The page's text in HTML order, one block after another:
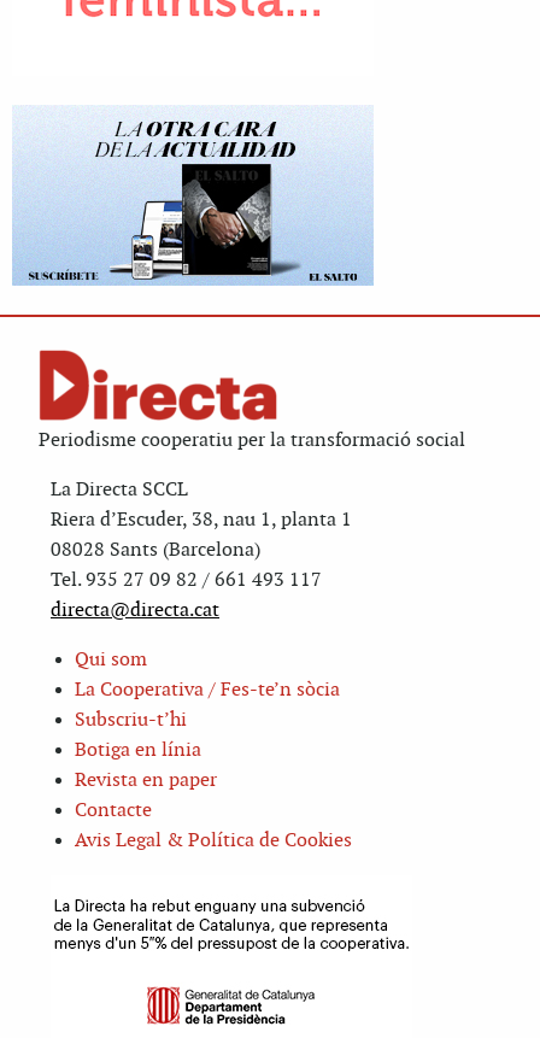
Periodisme cooperatiu per la transformació social
La Directa SCCL
Riera d’Escuder, 38, nau 1, planta 1
08028 Sants (Barcelona)
Tel. 935 27 09 82 / 661 493 117
directa@directa.cat
Qui som
La Cooperativa / Fes-te’n sòcia
Subscriu-t’hi
Botiga en línia
Revista en paper
Contacte
Avis Legal & Política de Cookies